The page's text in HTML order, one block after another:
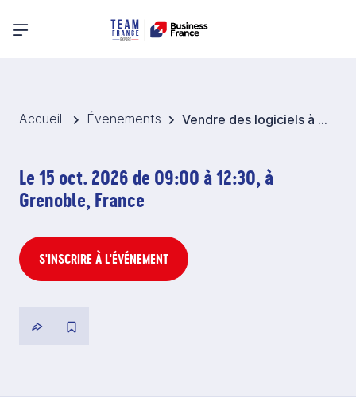
Menu principal
Accueil Évenements Vendre des logiciels à l’international, les aspects fiscaux
Le 15 oct. 2026 de 09:00 à 12:30, à
Grenoble, France
S'INSCRIRE À L'ÉVÉNEMENT